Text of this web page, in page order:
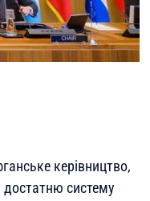
керівництво,
достатню систему